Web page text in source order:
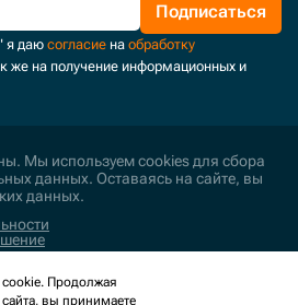
Подписаться
я даю согласие на обработку
же на получение информационных и
Мы используем cookies для сбора
данных. Оставаясь на сайте, вы
данных.
данных
Продолжая
вы принимаете